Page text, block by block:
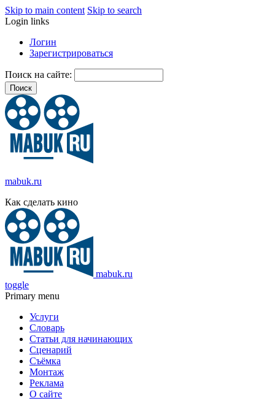
Skip to main content Skip to search
Login links
Логин
Зарегистрироваться
Поиск на сайте:
mabuk.ru
Как сделать кино
mabuk.ru
toggle
Primary menu
Услуги
Словарь
Статьи для начинающих
Сценарий
Съёмка
Монтаж
Реклама
О сайте